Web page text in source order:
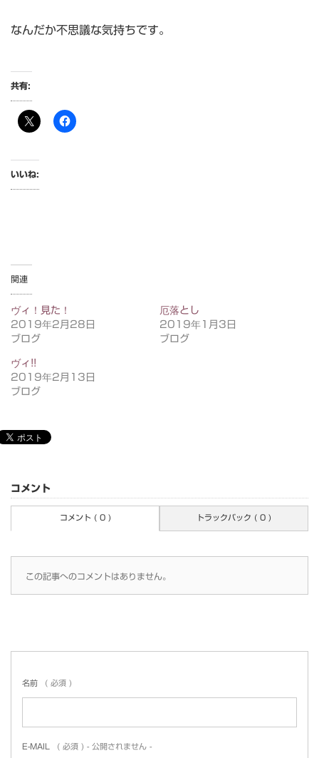
なんだか不思議な気持ちです。
共有:
いいね:
関連
ヴィ！見た！
2019年2月28日
ブログ
厄落とし
2019年1月3日
ブログ
ヴィ!!
2019年2月13日
ブログ
コメント
コメント ( 0 ) トラックバック ( 0 )
この記事へのコメントはありません。
名前 ( 必須 )
E-MAIL ( 必須 ) - 公開されません -